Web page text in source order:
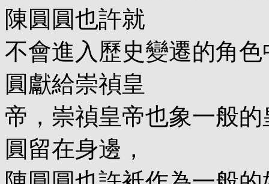
陳圓圓也許就
不會進入歷史變遷的角
圓獻給崇禎皇
帝，崇禎皇帝也象一般
圓留在身邊，